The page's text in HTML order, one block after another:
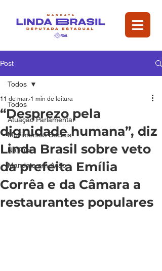
Post
Todos
Atuação Parlamentar
Movimentos Sociais
Na Rua
Mandata em Ação
Todos
“Desprezo pela
dignidade humana”, diz
Linda Brasil sobre veto
da prefeita Emília
Corrêa e da Câmara a
restaurantes populares
11 de mar. 1 min de leitura